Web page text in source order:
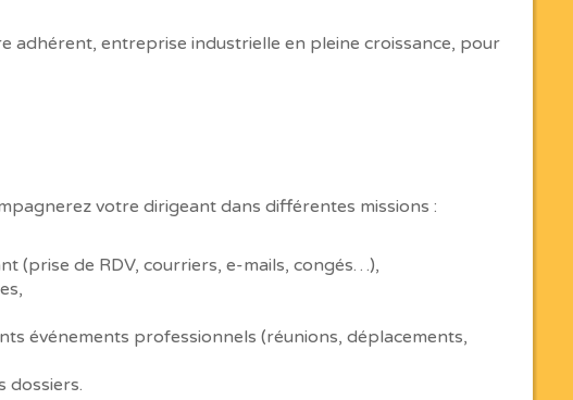
adhérent, entreprise industrielle en pleine croissance, pour
votre dirigeant dans différentes missions :
(prise de RDV, courriers, e-mails, congés…),
événements professionnels (réunions, déplacements,
dossiers.